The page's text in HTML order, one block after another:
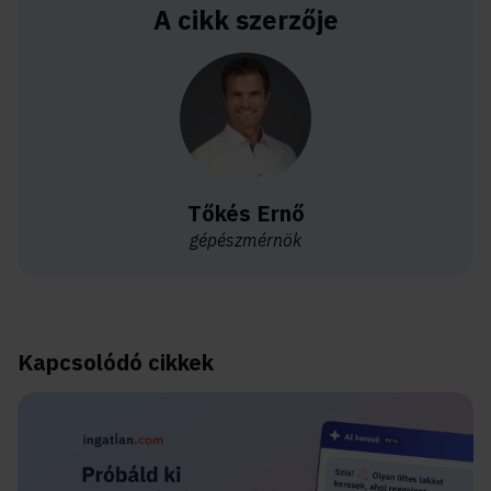
A cikk szerzője
Tőkés Ernő
gépészmérnök
Kapcsolódó cikkek